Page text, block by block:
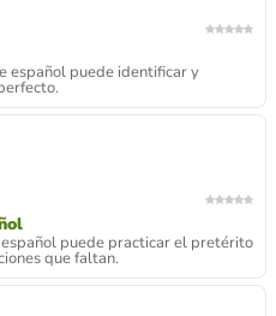
español puede identificar y
puede practicar el pretérito
que faltan.